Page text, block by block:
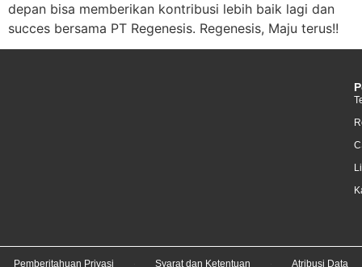
depan bisa memberikan kontribusi lebih baik lagi dan
succes bersama PT Regenesis. Regenesis, Maju terus!!
Pemberitahuan Privasi Syarat dan Ketentuan
Atribusi Data